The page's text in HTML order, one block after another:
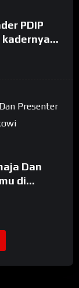
PDIP
kadernya
Dan
di